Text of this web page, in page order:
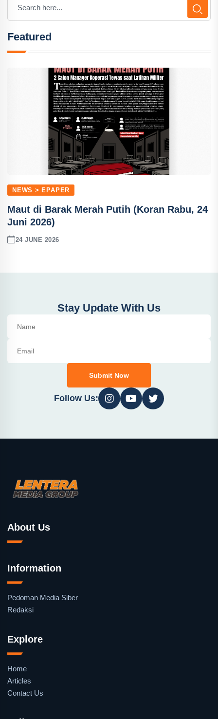
Featured
NEWS > EPAPER
Maut di Barak Merah Putih (Koran Rabu, 24
Juni 2026)
24 JUNE 2026
Stay Update With Us
Submit Now
Follow Us:
About Us
Information
Pedoman Media Siber
Redaksi
Explore
Home
Articles
Contact Us